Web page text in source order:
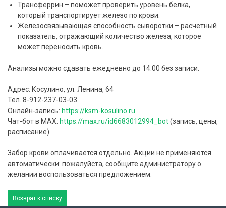
Трансферрин – поможет проверить уровень белка,
который транспортирует железо по крови.
Железосвязывающая способность сыворотки – расчетный
показатель, отражающий количество железа, которое
может переносить кровь.
Анализы можно сдавать ежедневно до 14.00 без записи.
Адрес: Косулино, ул. Ленина, 64
Тел. 8-912-237-03-03
Онлайн-запись: https://ksm-kosulino.ru
Чат-бот в MAX: https://max.ru/id6683012994_bot(запись, цены,
расписание)
Забор крови оплачивается отдельно. Акции не применяются
автоматически: пожалуйста, сообщите администратору о
желании воспользоваться предложением.
Возврат к списку